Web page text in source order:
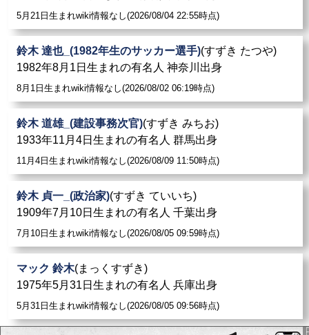
5月21日生まれwiki情報なし(2026/08/04 22:55時点)
鈴木 達也_(1982年生のサッカー選手)(すずき たつや)
1982年8月1日生まれの有名人 神奈川出身
8月1日生まれwiki情報なし(2026/08/02 06:19時点)
鈴木 道雄_(建設事務次官)(すずき みちお)
1933年11月4日生まれの有名人 群馬出身
11月4日生まれwiki情報なし(2026/08/09 11:50時点)
鈴木 貞一_(政治家)(すずき ていいち)
1909年7月10日生まれの有名人 千葉出身
7月10日生まれwiki情報なし(2026/08/05 09:59時点)
マック 鈴木(まっくすずき)
1975年5月31日生まれの有名人 兵庫出身
5月31日生まれwiki情報なし(2026/08/05 09:56時点)